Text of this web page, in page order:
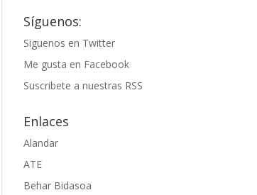
Síguenos:
Siguenos en Twitter
Me gusta en Facebook
Suscribete a nuestras RSS
Enlaces
Alandar
ATE
Behar Bidasoa